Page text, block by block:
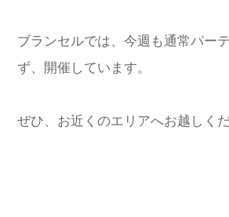
ブランセルでは、今週も通常パー
ず、開催しています。
ぜひ、お近くのエリアへお越しく